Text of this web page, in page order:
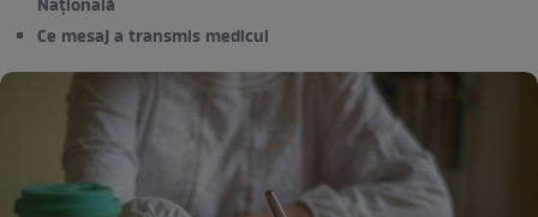
Națională
Ce mesaj a transmis medicul